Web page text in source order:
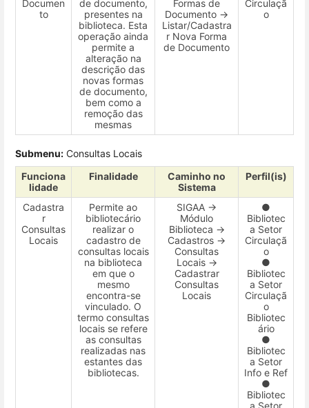
Documen
to
de documento,
presentes na
biblioteca. Esta
operação ainda
permite a
alteração na
descrição das
novas formas
de documento,
bem como a
remoção das
mesmas
Formas de
Documento →
Listar/Cadastra
r Nova Forma
de Documento
Circulaçã
o
Submenu: Consultas Locais
Funciona
lidade
Finalidade
Caminho no
Sistema
Perfil(is)
Cadastra
r
Consultas
Locais
Permite ao
bibliotecário
realizar o
cadastro de
consultas locais
na biblioteca
em que o
mesmo
encontra-se
vinculado. O
termo consultas
locais se refere
as consultas
realizadas nas
estantes das
bibliotecas.
SIGAA →
Módulo
Biblioteca →
Cadastros →
Consultas
Locais →
Cadastrar
Consultas
Locais
●
Bibliotec
a Setor
Circulaçã
o
●
Bibliotec
a Setor
Circulaçã
o
Bibliotec
ário
●
Bibliotec
a Setor
Info e Ref
●
Bibliotec
a Setor